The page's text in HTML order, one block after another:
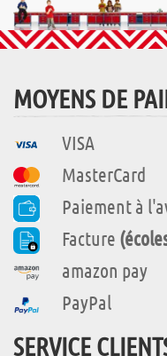
MOYENS DE
VISA
MasterCard
Paiement à
Facture
amazon pay
PayPal
SERVICE